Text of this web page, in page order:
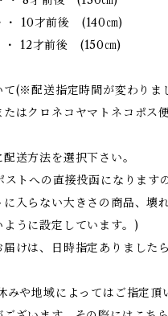
10才前後 (140㎝)
12才前後 (150㎝)
(※配送指定時間が変わりま
はクロネコヤマトネコポス
送方法を選択下さい。
トへの直接投函になります
入らない大きさの商品、壊
うに設定しています。)
けは、日時指定ありました
や地域によってはご指定頂